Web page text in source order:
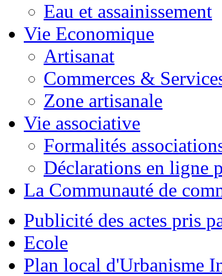
Eau et assainissement
Vie Economique
Artisanat
Commerces &
Zone artisanale
Vie associative
Formalités
Déclarations en ligne
La Communauté de
Publicité des actes pris
Ecole
Plan local d'Urbanisme